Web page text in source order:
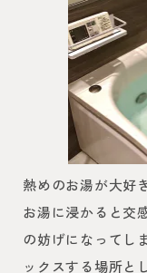
熱めのお湯が大好
お湯に浸かると交
の妨げになってし
ックスする場所と